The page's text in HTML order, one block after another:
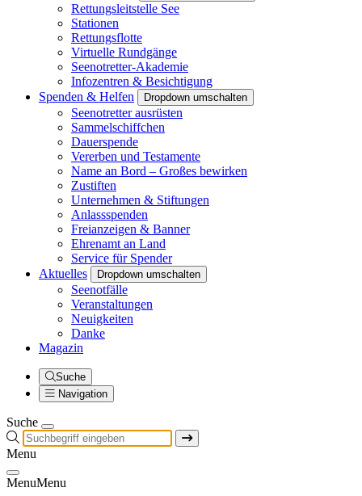
Rettungsleitstelle See
Stationen
Rettungsflotte
Virtuelle Rundgänge
Seenotretter-Akademie
Infozentren & Besichtigung
Spenden & Helfen
Dropdown umschalten
Seenotretter ausrüsten
Sammelschiffchen
Dauerspende
Vererben und Testamente
Name an Bord – Großes bewirken
Zustiften
Unternehmen & Stiftungen
Anlassspenden
Freianzeigen & Banner
Ehrenamt an Land
Service für Spender
Aktuelles
Dropdown umschalten
Seenotfälle
Veranstaltungen
Neuigkeiten
Danke
Magazin
Suche
Navigation
Suche
Menu
MenuMenu